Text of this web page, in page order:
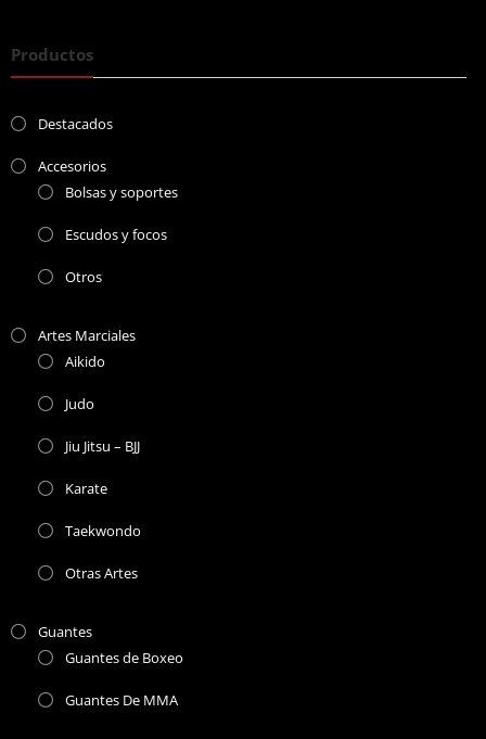
Productos
Destacados
Accesorios
Bolsas y soportes
Escudos y focos
Otros
Artes Marciales
Aikido
Judo
Jiu Jitsu – BJJ
Karate
Taekwondo
Otras Artes
Guantes
Guantes de Boxeo
Guantes De MMA